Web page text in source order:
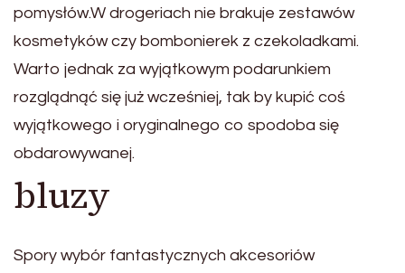
pomysłów.W drogeriach nie brakuje zestawów
kosmetyków czy bombonierek z czekoladkami.
Warto jednak za wyjątkowym podarunkiem
rozglądnąć się już wcześniej, tak by kupić coś
wyjątkowego i oryginalnego co spodoba się
obdarowywanej.
bluzy
Spory wybór fantastycznych akcesoriów